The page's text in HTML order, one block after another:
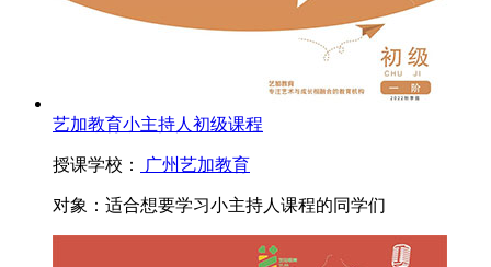
艺加教育小主持人初级课程
授课学校： 广州艺加教育
对象： 适合想要学习小主持人课程的同学们